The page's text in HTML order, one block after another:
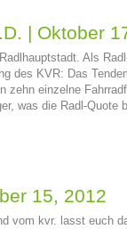
| Oktober
Als
des KVR: Das
zehn einzelne
was die Radl-Quote
15, 2012
vom kvr. lasst euch